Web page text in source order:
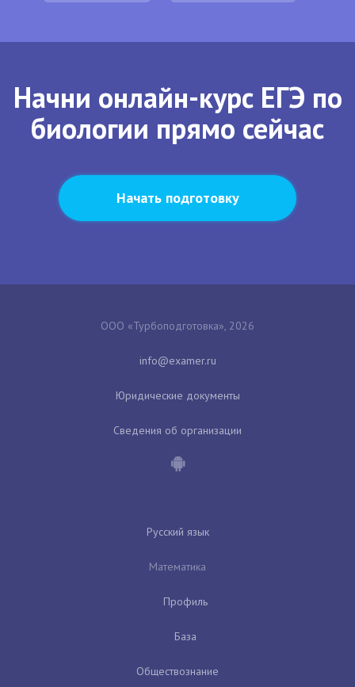
Начни онлайн-курс ЕГЭ по
биологии прямо сейчас
Начать подготовку
ООО «Турбоподготовка», 2026
Юридические документы
Сведения об организации
Русский язык
Математика
Профиль
База
Обществознание